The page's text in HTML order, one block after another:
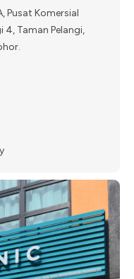
Pusat Komersial
4, Taman Pelangi,